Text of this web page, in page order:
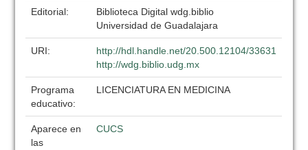
Editorial:
Biblioteca Digital wdg.biblio
Universidad de Guadalajara
URI:
http://hdl.handle.net/20.500.12104/33631
http://wdg.biblio.udg.mx
Programa
educativo:
LICENCIATURA EN MEDICINA
Aparece en
las
CUCS